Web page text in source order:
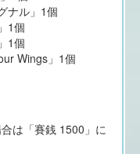
ナル」1個
1個
1個
Wings」1個
は「賽銭 1500」に